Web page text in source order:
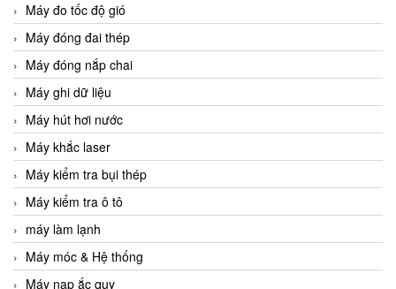
Máy đo tốc độ gió
Máy đóng đai thép
Máy đóng nắp chai
Máy ghi dữ liệu
Máy hút hơi nước
Máy khắc laser
Máy kiểm tra bụi thép
Máy kiểm tra ô tô
máy làm lạnh
Máy móc & Hệ thống
Máy nạp ắc quy